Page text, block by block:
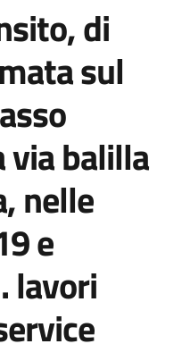
di
sul
via balilla
nelle
e
lavori